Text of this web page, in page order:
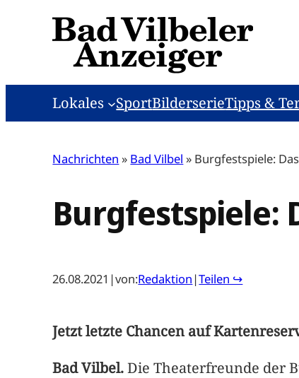
Lokales SportBilderserieTipps &
Nachrichten » Bad Vilbel » Burgfestspiele:
Burgfestspiele:
26.08.2021 |von:Redaktion |Teilen ↪
Jetzt letzte Chancen auf
Bad Vilbel.Die Theaterfreunde der